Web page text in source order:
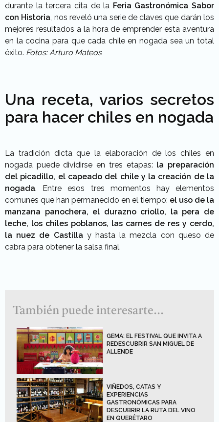
durante la tercera cita de la Feria Gastronómica Sabor
con Historia , nos reveló una serie de claves que darán los
mejores resultados a la hora de emprender esta aventura
en la cocina para que cada chile en nogada sea un total
éxito. Fotos: Arturo Mateos
Una receta, varios secretos
para hacer chiles en nogada
La tradición dicta que la elaboración de los chiles en
nogada puede dividirse en tres etapas: la preparación
del picadillo, el capeado del chile y la creación de la
nogada. Entre esos tres momentos hay elementos
comunes que han permanecido en el tiempo: el uso de la
manzana panochera, el durazno criollo, la pera de
leche, los chiles poblanos, las carnes de res y cerdo,
la nuez de Castilla y hasta la mezcla con queso de
cabra para obtener la salsa final.
También puede interesarte...
GEMA: EL FESTIVAL QUE INVITA A
REDESCUBRIR SAN MIGUEL DE
ALLENDE
VIÑEDOS, CATAS Y
EXPERIENCIAS
GASTRONÓMICAS PARA
DESCUBRIR LA RUTA DEL VINO
EN QUERÉTARO